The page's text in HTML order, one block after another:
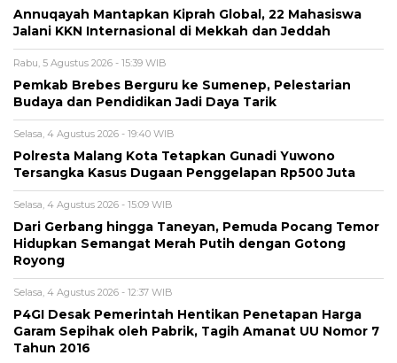
Annuqayah Mantapkan Kiprah Global, 22 Mahasiswa
Jalani KKN Internasional di Mekkah dan Jeddah
Rabu, 5 Agustus 2026 - 15:39 WIB
Pemkab Brebes Berguru ke Sumenep, Pelestarian
Budaya dan Pendidikan Jadi Daya Tarik
Selasa, 4 Agustus 2026 - 19:40 WIB
Polresta Malang Kota Tetapkan Gunadi Yuwono
Tersangka Kasus Dugaan Penggelapan Rp500 Juta
Selasa, 4 Agustus 2026 - 15:09 WIB
Dari Gerbang hingga Taneyan, Pemuda Pocang Temor
Hidupkan Semangat Merah Putih dengan Gotong
Royong
Selasa, 4 Agustus 2026 - 12:37 WIB
P4GI Desak Pemerintah Hentikan Penetapan Harga
Garam Sepihak oleh Pabrik, Tagih Amanat UU Nomor 7
Tahun 2016